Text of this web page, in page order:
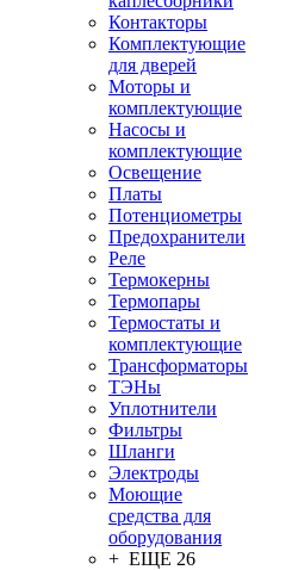
Контакторы
Комплектующие
для дверей
Моторы и
комплектующие
Насосы и
комплектующие
Освещение
Платы
Потенциометры
Предохранители
Реле
Термокерны
Термопары
Термостаты и
комплектующие
Трансформаторы
ТЭНы
Уплотнители
Фильтры
Шланги
Электроды
Моющие
средства для
оборудования
+ ЕЩЕ 26